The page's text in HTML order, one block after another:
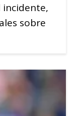
incidente,
sobre